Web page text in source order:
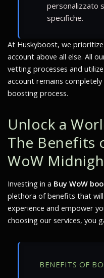
personalizzato
specifiche.
At Huskyboost, we
account above all else. All
vetting processes and
account remains
boosting process.
Unlock a
The Benefits
WoW
Investing in a Buy WoW
plethora of benefits that
experience and empower
choosing our services, you
BENEFITS OF